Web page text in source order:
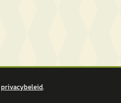
privacybeleid.